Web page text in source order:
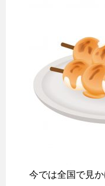
今では全国で見